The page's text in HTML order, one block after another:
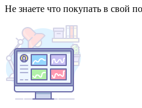
Не знаете что покупать в свой